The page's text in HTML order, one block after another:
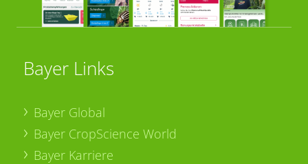
Bayer Links
Bayer Global
Bayer CropScience World
Bayer Karriere